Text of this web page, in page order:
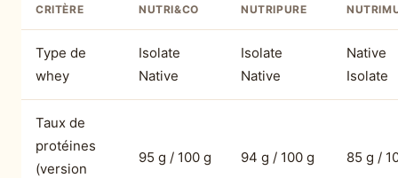
CRITÈRE NUTRI&CO NUTRIPURE
Type de
whey
Isolate
Native
Isolate
Native
Native
Isolate
Taux de
protéines
(version
95 g / 100 g 94 g / 100 g 85 g /